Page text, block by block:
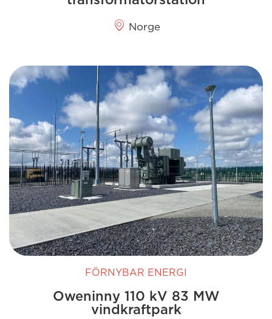
Norge
FÖRNYBAR ENERGI
Oweninny 110 kV 83 MW
vindkraftpark